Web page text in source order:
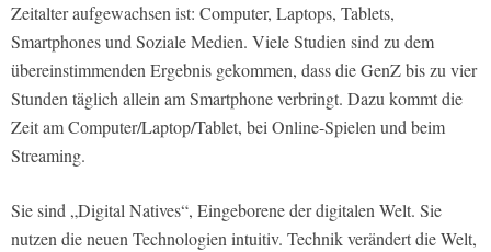
Zeitalter aufgewachsen ist: Computer, Laptops, Tablets,
Smartphones und Soziale Medien. Viele Studien sind zu dem
übereinstimmenden Ergebnis gekommen, dass die GenZ bis zu vier
Stunden täglich allein am Smartphone verbringt. Dazu kommt die
Zeit am Computer/Laptop/Tablet, bei Online-Spielen und beim
Streaming.
Sie sind „Digital Natives“, Eingeborene der digitalen Welt. Sie
nutzen die neuen Technologien intuitiv. Technik verändert die Welt,